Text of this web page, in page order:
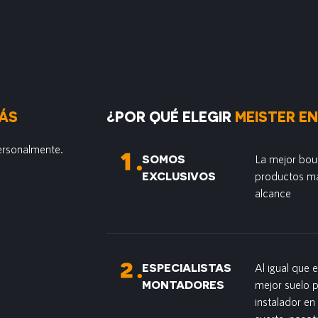
¿POR QUÉ ELEGIR MEISTER
SOMOS
EXCLUSIVOS
La mejor
productos
alcance
ESPECIALISTAS
MONTADORES
Al igual que
mejor suelo
instalador